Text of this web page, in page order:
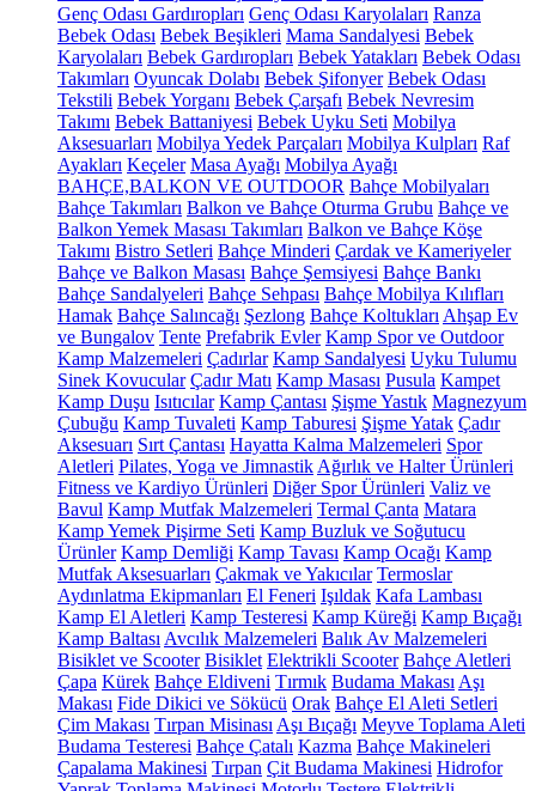
Genç Odası Gardıropları Genç Odası Karyolaları Ranza
Bebek Odası Bebek Beşikleri Mama Sandalyesi Bebek
Karyolaları Bebek Gardıropları Bebek Yatakları Bebek Odası
Takımları Oyuncak Dolabı Bebek Şifonyer Bebek Odası
Tekstili Bebek Yorganı Bebek Çarşafı Bebek Nevresim
Takımı Bebek Battaniyesi Bebek Uyku Seti Mobilya
Aksesuarları Mobilya Yedek Parçaları Mobilya Kulpları Raf
Ayakları Keçeler Masa Ayağı Mobilya Ayağı
BAHÇE,BALKON VE OUTDOOR Bahçe Mobilyaları
Bahçe Takımları Balkon ve Bahçe Oturma Grubu Bahçe ve
Balkon Yemek Masası Takımları Balkon ve Bahçe Köşe
Takımı Bistro Setleri Bahçe Minderi Çardak ve Kameriyeler
Bahçe ve Balkon Masası Bahçe Şemsiyesi Bahçe Bankı
Bahçe Sandalyeleri Bahçe Sehpası Bahçe Mobilya Kılıfları
Hamak Bahçe Salıncağı Şezlong Bahçe Koltukları Ahşap Ev
ve Bungalov Tente Prefabrik Evler Kamp Spor ve Outdoor
Kamp Malzemeleri Çadırlar Kamp Sandalyesi Uyku Tulumu
Sinek Kovucular Çadır Matı Kamp Masası Pusula Kampet
Kamp Duşu Isıtıcılar Kamp Çantası Şişme Yastık Magnezyum
Çubuğu Kamp Tuvaleti Kamp Taburesi Şişme Yatak Çadır
Aksesuarı Sırt Çantası Hayatta Kalma Malzemeleri Spor
Aletleri Pilates, Yoga ve Jimnastik Ağırlık ve Halter Ürünleri
Fitness ve Kardiyo Ürünleri Diğer Spor Ürünleri Valiz ve
Bavul Kamp Mutfak Malzemeleri Termal Çanta Matara
Kamp Yemek Pişirme Seti Kamp Buzluk ve Soğutucu
Ürünler Kamp Demliği Kamp Tavası Kamp Ocağı Kamp
Mutfak Aksesuarları Çakmak ve Yakıcılar Termoslar
Aydınlatma Ekipmanları El Feneri Işıldak Kafa Lambası
Kamp El Aletleri Kamp Testeresi Kamp Küreği Kamp Bıçağı
Kamp Baltası Avcılık Malzemeleri Balık Av Malzemeleri
Bisiklet ve Scooter Bisiklet Elektrikli Scooter Bahçe Aletleri
Çapa Kürek Bahçe Eldiveni Tırmık Budama Makası Aşı
Makası Fide Dikici ve Sökücü Orak Bahçe El Aleti Setleri
Çim Makası Tırpan Misinası Aşı Bıçağı Meyve Toplama Aleti
Budama Testeresi Bahçe Çatalı Kazma Bahçe Makineleri
Çapalama Makinesi Tırpan Çit Budama Makinesi Hidrofor